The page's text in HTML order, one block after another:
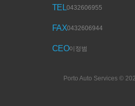
TEL0432606955
FAX0432606944
CEO이정범
Porto Auto Services ©